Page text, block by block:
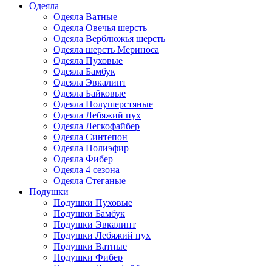
Одеяла
Одеяла Ватные
Одеяла Овечья шерсть
Одеяла Верблюжья шерсть
Одеяла шерсть Мериноса
Одеяла Пуховые
Одеяла Бамбук
Одеяла Эвкалипт
Одеяла Байковые
Одеяла Полушерстяные
Одеяла Лебяжий пух
Одеяла Легкофайбер
Одеяла Синтепон
Одеяла Полиэфир
Одеяла Фибер
Одеяла 4 сезона
Одеяла Стеганые
Подушки
Подушки Пуховые
Подушки Бамбук
Подушки Эвкалипт
Подушки Лебяжий пух
Подушки Ватные
Подушки Фибер